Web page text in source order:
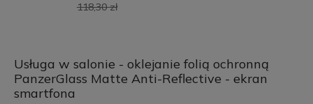
118,30 zł
Usługa w salonie - oklejanie folią ochronną
PanzerGlass Matte Anti-Reflective - ekran
smartfona